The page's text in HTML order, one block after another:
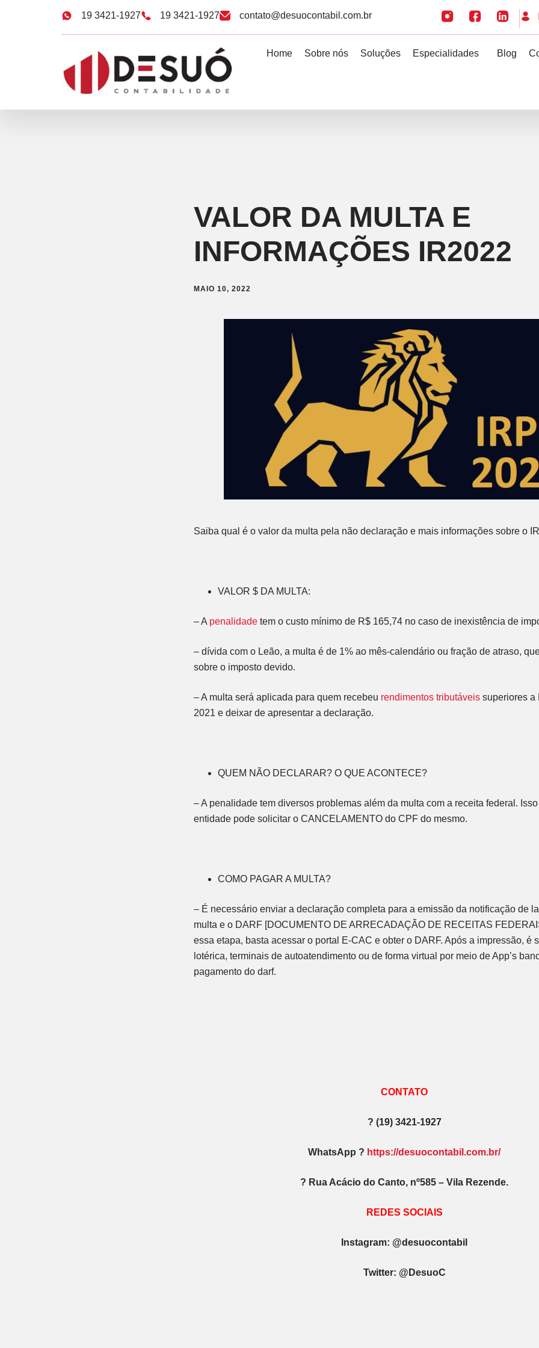
19 3421-1927 19 3421-1927 contato@desuocontabil.com.br
Home Sobre nós Soluções Especialidades Blog
VALOR DA MULTA E
INFORMAÇÕES IR2022
MAIO 10, 2022
Saiba qual é o valor da multa pela não declaração e mais informações sobre o
VALOR $ DA MULTA:
– A penalidade tem o custo mínimo de R$ 165,74 no caso de inexistência de
– dívida com o Leão, a multa é de 1% ao mês-calendário ou fração de atraso,
sobre o imposto devido.
– A multa será aplicada para quem recebeu rendimentos tributáveis superiores a
2021 e deixar de apresentar a declaração.
QUEM NÃO DECLARAR? O QUE ACONTECE?
– A penalidade tem diversos problemas além da multa com a receita federal.
entidade pode solicitar o CANCELAMENTO do CPF do mesmo.
COMO PAGAR A MULTA?
– É necessário enviar a declaração completa para a emissão da notificação de
multa e o DARF [DOCUMENTO DE ARRECADAÇÃO DE RECEITAS
essa etapa, basta acessar o portal E-CAC e obter o DARF. Após a impressão, é
lotérica, terminais de autoatendimento ou de forma virtual por meio de App’s
pagamento do darf.
CONTATO
? (19) 3421-1927
WhatsApp ? https://desuocontabil.com.br/
? Rua Acácio do Canto, nº585 – Vila Rezende.
REDES SOCIAIS
Instagram: @desuocontabil​
Twitter: @DesuoC